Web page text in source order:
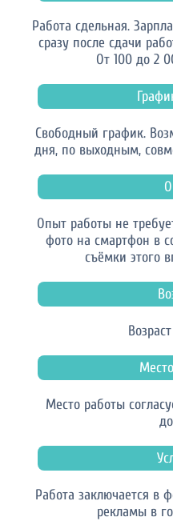
Работа сдельная.
сразу после сдачи
От 100 до 2
Свободный график.
дня, по выходным,
Опыт работы не
фото на смартфон в
съёмки этого
Место работы
Работа заключается в
рекламы в